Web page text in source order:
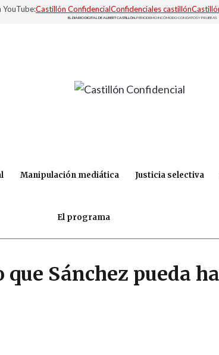
YouTube:Castillón ConfidencialConfidenciales castillón
EL DIARIO DIGITAL DE ALBERT CASTILLÓN. PERIODISMO INCÓMODO CON DATOS Y PRUEBAS
Manipulación mediática Justicia selectiva
El programa
Sánchez pueda